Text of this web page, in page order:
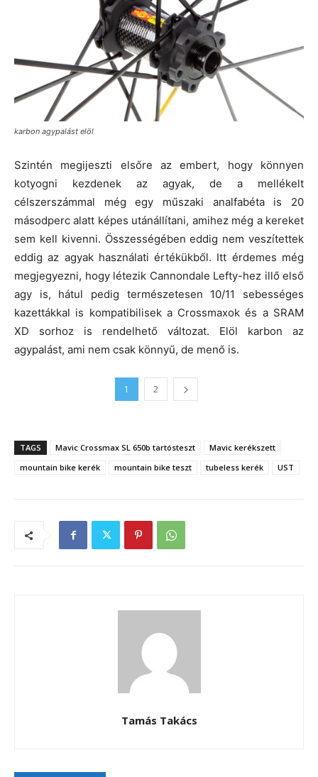
karbon agypalást elöl
Szintén megijeszti elsőre az embert, hogy könnyen
kotyogni kezdenek az agyak, de a mellékelt
célszerszámmal még egy műszaki analfabéta is 20
másodperc alatt képes utánállítani, amihez még a kereket
sem kell kivenni. Összességében eddig nem veszítettek
eddig az agyak használati értékükből. Itt érdemes még
megjegyezni, hogy létezik Cannondale Lefty-hez illő első
agy is, hátul pedig természetesen 10/11 sebességes
kazettákkal is kompatibilisek a Crossmaxok és a SRAM
XD sorhoz is rendelhető változat. Elöl karbon az
agypalást, ami nem csak könnyű, de menő is.
1 2
TAGS Mavic Crossmax SL 650b tartósteszt
Mavic kerékszett
mountain bike kerék
mountain bike teszt tubeless kerék UST
Tamás Takács